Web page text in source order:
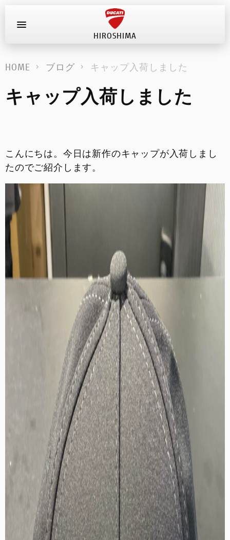
HIROSHIMA
お問い合わせ
新車
在庫車
ストア情報
ブログ
イベント
お問い合わせ
採用情報
HOME ブログ キャップ入荷しました
キャップ入荷しました
こんにちは。今日は新作のキャップが入荷しまし
たのでご紹介します。